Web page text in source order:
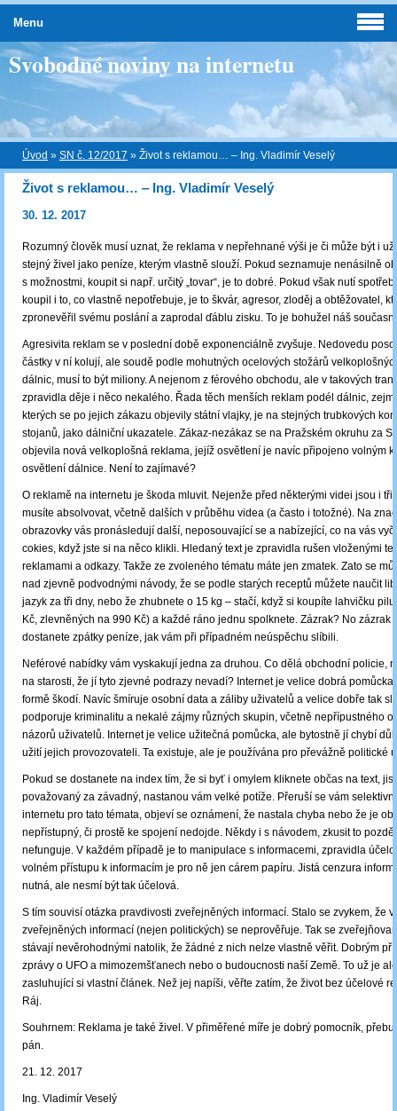
Svobodné noviny na internetu
Úvod » SN č. 12/2017 » Život s reklamou… ‒ Ing. Vladimír Veselý
Život s reklamou… ‒ Ing. Vladimír Veselý
30. 12. 2017
Rozumný člověk musí uznat, že reklama v nepřehnané výši je či může být i
stejný živel jako peníze, kterým vlastně slouží. Pokud seznamuje nenásilně
s možnostmi, koupit si např. určitý „tovar“, je to dobré. Pokud však nutí
koupil i to, co vlastně nepotřebuje, je to škvár, agresor, zloděj a obtěžovatel,
zpronevěřil svému poslání a zaprodal ďáblu zisku. To je bohužel náš
Agresivita reklam se v poslední době exponenciálně zvyšuje. Nedovedu
částky v ní kolují, ale soudě podle mohutných ocelových stožárů
dálnic, musí to být miliony. A nejenom z férového obchodu, ale v takových
zpravidla děje i něco nekalého. Řada těch menších reklam podél dálnic,
kterých se po jejich zákazu objevily státní vlajky, je na stejných trubkových
stojanů, jako dálniční ukazatele. Zákaz-nezákaz se na Pražském okruhu za
objevila nová velkoplošná reklama, jejíž osvětlení je navíc připojeno volným
osvětlení dálnice. Není to zajímavé?
O reklamě na internetu je škoda mluvit. Nejenže před některými videi jsou i tři
musíte absolvovat, včetně dalších v průběhu videa (a často i totožné). Na
obrazovky vás pronásledují další, neposouvající se a nabízející, co na vás
cokies, když jste si na něco klikli. Hledaný text je zpravidla rušen vloženými
reklamami a odkazy. Takže ze zvoleného tématu máte jen zmatek. Zato se
nad zjevně podvodnými návody, že se podle starých receptů můžete naučit
jazyk za tři dny, nebo že zhubnete o 15 kg – stačí, když si koupíte lahvičku
Kč, zlevněných na 990 Kč) a každé ráno jednu spolknete. Zázrak? No zázrak
dostanete zpátky peníze, jak vám při případném neúspěchu slíbili.
Neférové nabídky vám vyskakují jedna za druhou. Co dělá obchodní policie,
na starosti, že jí tyto zjevné podrazy nevadí? Internet je velice dobrá
formě škodí. Navíc šmíruje osobní data a záliby uživatelů a velice dobře tak
podporuje kriminalitu a nekalé zájmy různých skupin, včetně nepřípustného
názorů uživatelů. Internet je velice užitečná pomůcka, ale bytostně jí chybí
užití jejich provozovateli. Ta existuje, ale je používána pro převážně politické
Pokud se dostanete na index tím, že si byť i omylem kliknete občas na text,
považovaný za závadný, nastanou vám velké potíže. Přeruší se vám
internetu pro tato témata, objeví se oznámení, že nastala chyba nebo že je
nepřístupný, či prostě ke spojení nedojde. Někdy i s návodem, zkusit to
nefunguje. V každém případě je to manipulace s informacemi, zpravidla
volném přístupu k informacím je pro ně jen cárem papíru. Jistá cenzura
nutná, ale nesmí být tak účelová.
S tím souvisí otázka pravdivosti zveřejněných informací. Stalo se zvykem, že
zveřejněných informací (nejen politických) se neprověřuje. Tak se
stávají nevěrohodnými natolik, že žádné z nich nelze vlastně věřit. Dobrým
zprávy o UFO a mimozemšťanech nebo o budoucnosti naší Země. To už je
zasluhující si vlastní článek. Než jej napíši, věřte zatím, že život bez účelové
Ráj.
Souhrnem: Reklama je také živel. V přiměřené míře je dobrý pomocník,
pán.
21. 12. 2017
Ing. Vladimír Veselý
Menu